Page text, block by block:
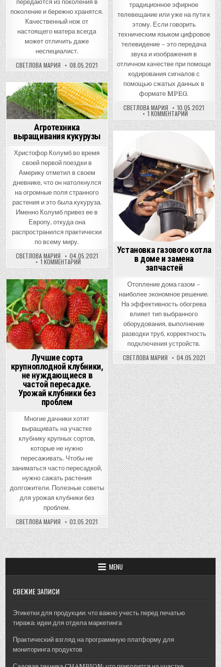
традиционное эфирное
телевещание или уже на пути к
этому. Если говорить
техническим языком цифровое
телевидение – это передача
звука и изображения в
отличном качестве при помощи
кодирования сигналов с
помощью сжатых данных в
формате MPEG.
СВЕТЛОВА МАРИЯ 10.05.2021
1 КОММЕНТАРИЙК
ЗАПИСИ
ДАНЬ
ВРЕМЕНИ:
передаются из поколения в
поколение и бережно хранятся.
Качественный нож от
настоящего матера всегда
может отличить даже
неспециалист.
СВЕТЛОВА МАРИЯ 08.05.2021
Posted
in
Агротехника
выращивания кукурузы
Христофор Колумб во время
своей первой поездки в
Америку отметил в своем
дневнике, что он натолкнулся
на огромные поля странного
растения и это была кукуруза.
Именно Колумб привез ее в
Европу, откуда она
распространился практически
по всему миру.
СВЕТЛОВА МАРИЯ 04.05.2021
1 КОММЕНТАРИЙК
ЗАПИСИ
АГРОТЕХНИКА
ВЫРАЩИВАНИЯ
КУКУРУЗЫ
in
Установка газового котла
в доме и замена
запчастей
Отопление дома газом –
наиболее экономное решение.
На эффективность обогрева
влияет тип выбранного
оборудования, выполнение
разводки труб, корректность
подключения устройств.
СВЕТЛОВА МАРИЯ 04.05.2021
Posted
in
Лучшие сорта
крупноплодной клубники,
не нуждающиеся в
частой пересадке.
Урожай клубники без
проблем
Многие дачники хотят
выращивать на участке
клубнику крупных сортов,
которые не нужно
пересаживать. Чтобы не
заниматься часто пересадкой,
нужно сажать растения
долгожители. Полезные советы
для урожая клубники без
проблем.
СВЕТЛОВА МАРИЯ 03.05.2021
MENU
СВЕЖИЕ ЗАПИСИ
Этикетки для продукции: что важно учесть перед печатью
тиража: идеи для отдела маркетинга
Практический взгляд на программную платформу для
мониторинга продуктов